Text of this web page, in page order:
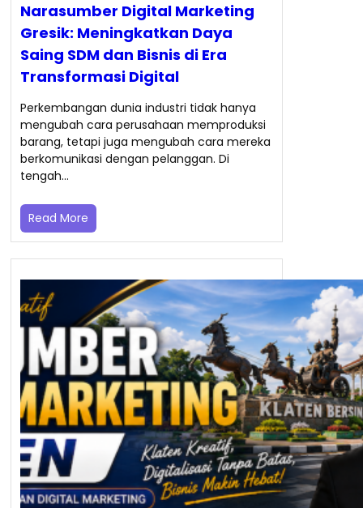
Narasumber Digital Marketing
Gresik: Meningkatkan Daya
Saing SDM dan Bisnis di Era
Transformasi Digital
Perkembangan dunia industri tidak hanya
mengubah cara perusahaan memproduksi
barang, tetapi juga mengubah cara mereka
berkomunikasi dengan pelanggan. Di
tengah…
Read More